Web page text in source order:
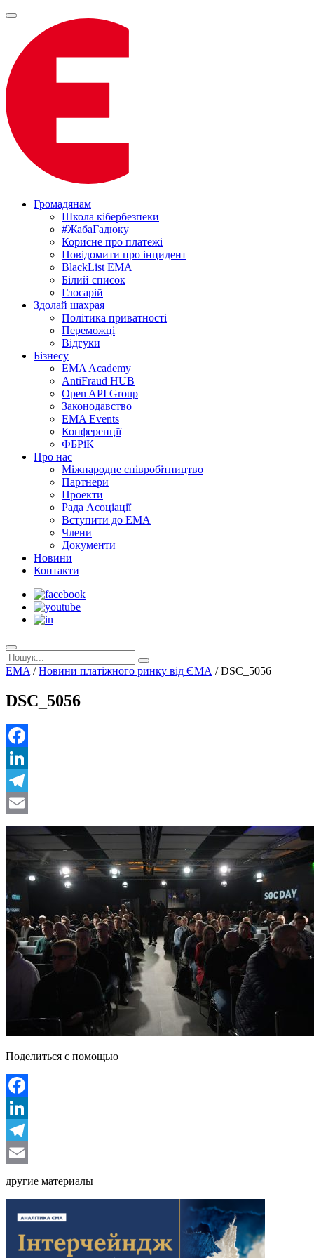
Громадянам
Школа кібербезпеки
#ЖабаГадюку
Корисне про платежі
Повідомити про інцидент
BlackList EMA
Білий список
Глосарій
Здолай шахрая
Політика приватності
Переможцi
Відгуки
Бізнесу
EMA Academy
AntiFraud HUB
Open API Group
Законодавство
EMA Events
Конференції
ФБРіК
Про нас
Міжнародне співробітництво
Партнери
Проекти
Рада Асоціації
Вступити до ЕМА
Члени
Документи
Новини
Контакти
EMA /Новини платіжного ринку від ЄМА /DSC_5056
DSC_5056
Facebook
LinkedIn
Telegram
Email
Поделиться с помощью
Facebook
LinkedIn
Telegram
другие материалы